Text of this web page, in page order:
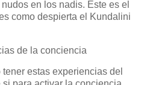
en los nadis. Este es el
como despierta el Kundalini
de la conciencia
estas experiencias del